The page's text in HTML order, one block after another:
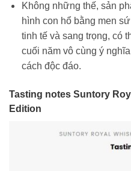
Không những thế, sản
hình con hổ bằng men
tinh tế và sang trọng, có
cuối năm vô cùng ý
cách độc đáo.
Tasting notes Suntory
Edition